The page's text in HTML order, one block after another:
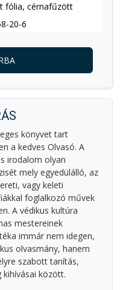
fólia, cérnafűzött
20-6
könyvet tart
a kedves Olvasó. A
irodalom olyan
mely egyedülálló, az
vagy keleti
foglalkozó művek
A védikus kultúra
mestereinek
immár nem idegen,
olvasmány, hanem
szabott tanítás,
között.